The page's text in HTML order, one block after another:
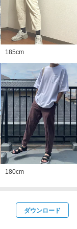
185cm
180cm
ダウンロード